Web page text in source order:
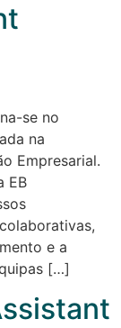
se no
na
Empresarial.
EB
e a
[…]